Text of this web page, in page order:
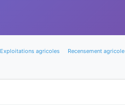
Exploitations agricoles Recensement agricole